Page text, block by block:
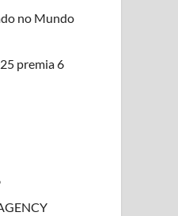
no Mundo
premia 6